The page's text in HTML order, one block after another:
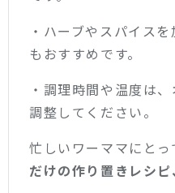
・ハーブやスパイス
もおすすめです。
・調理時間や温度は
調整してください。
忙しいワーママにと
だけの作り置きレシピ